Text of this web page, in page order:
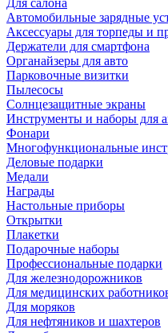
Для салона
Автомобильные зарядные
Аксессуары для торпеды и
Держатели для смартфона
Органайзеры для авто
Парковочные визитки
Пылесосы
Солнцезащитные экраны
Инструменты и наборы для
Фонари
Многофункциональные
Деловые подарки
Медали
Награды
Настольные приборы
Открытки
Плакетки
Подарочные наборы
Профессиональные подарки
Для железнодорожников
Для медицинских
Для моряков
Для нефтяников и шахтеров